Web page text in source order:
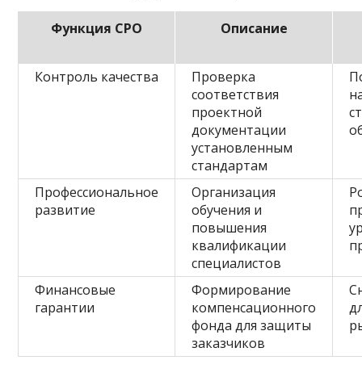
Функция СРО Описание
Контроль качества
Проверка
соответствия
проектной
документации
установленным
стандартам
Профессиональное
развитие
Организация
обучения и
повышения
квалификации
специалистов
Финансовые
гарантии
Формирование
компенсационного
фонда для защиты
заказчиков